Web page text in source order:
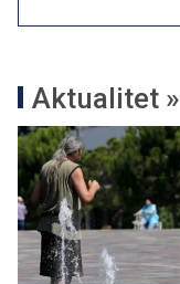
Aktualitet »